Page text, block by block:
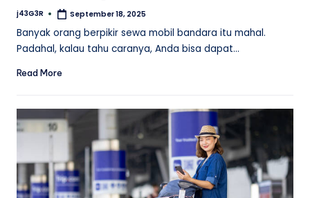
Posted
j43G3R September 18, 2025
Banyak orang berpikir sewa mobil bandara itu mahal.
Padahal, kalau tahu caranya, Anda bisa dapat…
Read More